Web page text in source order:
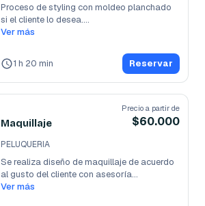
Proceso de styling con moldeo planchado
si el cliente lo desea.
Este servicio
Ver más
1 h 20 min Reservar
Maquillaje
Precio a partir de
$60.000
PELUQUERIA
Se realiza diseño de maquillaje de acuerdo
al gusto del cliente con asesoría...
Ver más